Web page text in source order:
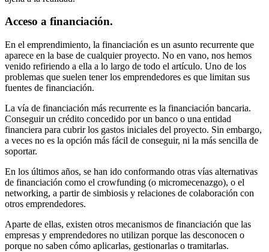
Acceso a financiación.
En el emprendimiento, la financiación es un asunto recurrente que
aparece en la base de cualquier proyecto. No en vano, nos hemos
venido refiriendo a ella a lo largo de todo el artículo. Uno de los
problemas que suelen tener los emprendedores es que limitan sus
fuentes de financiación.
La vía de financiación más recurrente es la financiación bancaria.
Conseguir un crédito concedido por un banco o una entidad
financiera para cubrir los gastos iniciales del proyecto. Sin embargo,
a veces no es la opción más fácil de conseguir, ni la más sencilla de
soportar.
En los últimos años, se han ido conformando otras vías alternativas
de financiación como el crowfunding (o micromecenazgo), o el
networking, a partir de simbiosis y relaciones de colaboración con
otros emprendedores.
Aparte de ellas, existen otros mecanismos de financiación que las
empresas y emprendedores no utilizan porque las desconocen o
porque no saben cómo aplicarlas, gestionarlas o tramitarlas.